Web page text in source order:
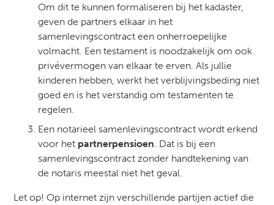
Om dit te kunnen formaliseren bij het kadaster,
geven de partners elkaar in het
samenlevingscontract een onherroepelijke
volmacht. Een testament is noodzakelijk om ook
privévermogen van elkaar te erven. Als jullie
kinderen hebben, werkt het verblijvingsbeding niet
goed en is het verstandig om testamenten te
regelen.
Een notarieel samenlevingscontract wordt erkend
voor het partnerpensioen. Dat is bij een
samenlevingscontract zonder handtekening van
de notaris meestal niet het geval.
Let op! Op internet zijn verschillende partijen actief die